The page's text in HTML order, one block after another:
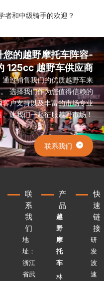
者和中级骑手的欢迎？
您的越野摩托车阵容-
125cc 越野车供应商
通过销售我们的优质越野车来
。选择我们作为您值得信赖的
户支持以及丰富的市场专业
让我们一起征服越野市场！
联系我们
联
系
我
们
地
址：
浙江
省武
产
品
越
野
摩
托
车
林
快
速
链
接
研
发
波
速